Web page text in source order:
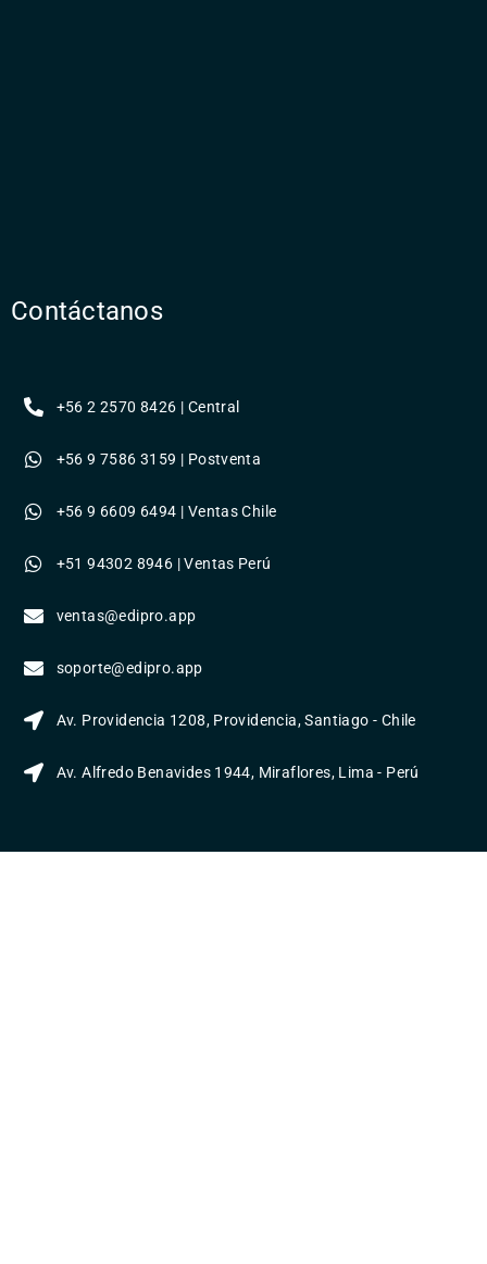
Contáctanos
+56 2 2570 8426 | Central
+56 9 7586 3159 | Postventa
+56 9 6609 6494 | Ventas Chile
+51 94302 8946 | Ventas Perú
ventas@edipro.app
soporte@edipro.app
Av. Providencia 1208, Providencia, Santiago - Chile
Av. Alfredo Benavides 1944, Miraflores, Lima - Perú